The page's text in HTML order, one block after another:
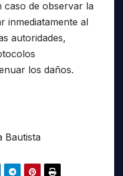
caso de observar la
inmediatamente al
autoridades,
los daños.
Bautista